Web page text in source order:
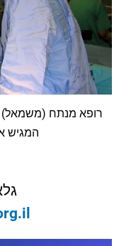
רופא מנתח (משמאל)
המגיש